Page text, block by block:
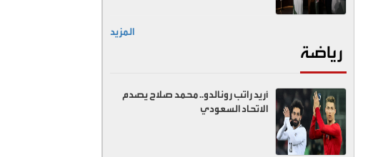
المزيد
رياضة
أريد راتب رونالدو.. محمد صلاح يصدم
الاتحاد السعودي